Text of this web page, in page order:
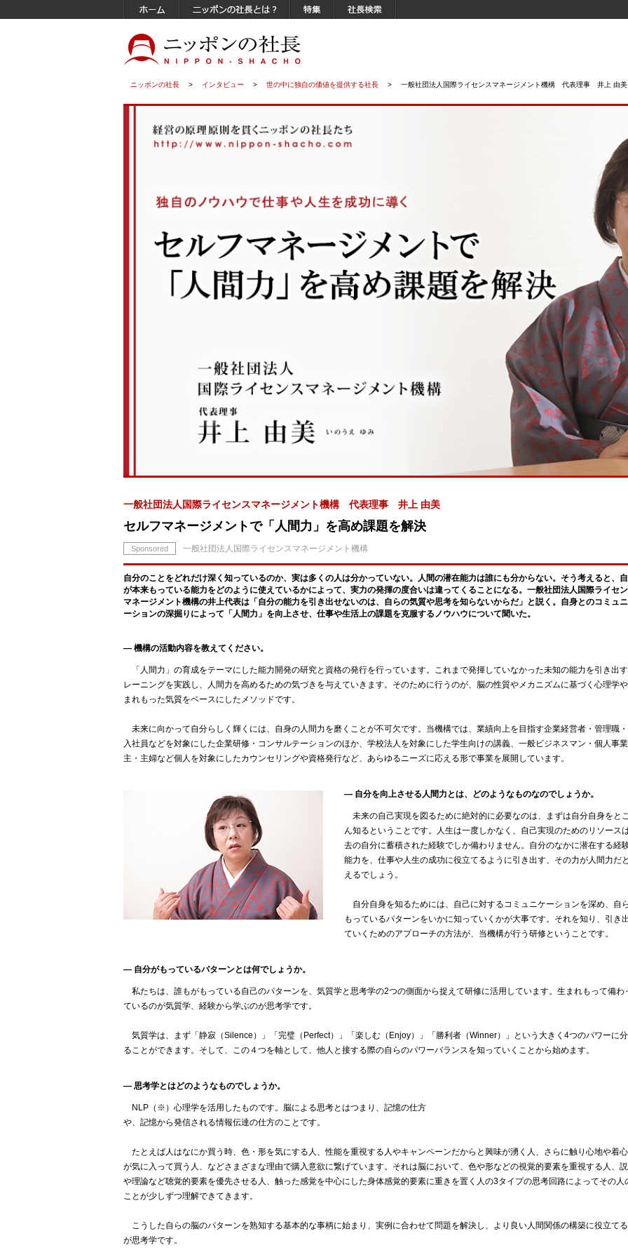
ニッポンの社長 > インタビュー > 世の中に独自の価値を提供する社長 > 一般社団法人国際ライセンスマネージメント機構 代表理事 井上 由美
一般社団法人国際ライセンスマネージメント機構 代表理事 井上 由美
セルフマネージメントで「人間力」を高め課題を解決
Sponsored 一般社団法人国際ライセンスマネージメント機構
自分のことをどれだけ深く知っているのか、実は多くの人は分かっていない。人間の潜在能力は誰にも分からない。そう考えると、
が本来もっている能力をどのように使えているかによって、実力の発揮の度合いは違ってくることになる。一般社団法人国際ライセ
マネージメント機構の井上代表は「自分の能力を引き出せないのは、自らの気質や思考を知らないからだ」と説く。自身とのコミュ
ーションの深掘りによって「人間力」を向上させ、仕事や生活上の課題を克服するノウハウについて聞いた。
― 機構の活動内容を教えてください。
「人間力」の育成をテーマにした能力開発の研究と資格の発行を行っています。これまで発揮していなかった未知の能力を引き出す
レーニングを実践し、人間力を高めるための気づきを与えていきます。そのために行うのが、脳の性質やメカニズムに基づく心理学
まれもった気質をベースにしたメソッドです。
未来に向かって自分らしく輝くには、自身の人間力を磨くことが不可欠です。当機構では、業績向上を目指す企業経営者・管理職
入社員などを対象にした企業研修・コンサルテーションのほか、学校法人を対象にした学生向けの講義、一般ビジネスマン・個人事業
主・主婦など個人を対象にしたカウンセリングや資格発行など、あらゆるニーズに応える形で事業を展開しています。
― 自分を向上させる人間力とは、どのようなものなのでしょうか。
未来の自己実現を図るために絶対的に必要なのは、まずは自分自身をと
ん知るということです。人生は一度しかなく、自己実現のためのリソース
去の自分に蓄積された経験でしか備わりません。自分のなかに潜在する経
能力を、仕事や人生の成功に役立てるように引き出す、その力が人間力だ
えるでしょう。
自分自身を知るためには、自己に対するコミュニケーションを深め、自
もっているパターンをいかに知っていくかが大事です。それを知り、引き
ていくためのアプローチの方法が、当機構が行う研修ということです。
― 自分がもっているパターンとは何でしょうか。
私たちは、誰もがもっている自己のパターンを、気質学と思考学の2つの側面から捉えて研修に活用しています。生まれもって備わ
ているのが気質学、経験から学ぶのが思考学です。
気質学は、まず「静寂（Silence）」「完璧（Perfect）」「楽しむ（Enjoy）」「勝利者（Winner）」という大きく4つのパワーに
ることができます。そして、この４つを軸として、他人と接する際の自らのパワーバランスを知っていくことから始めます。
― 思考学とはどのようなものでしょうか。
NLP（※）心理学を活用したものです。脳による思考とはつまり、記憶の仕方
や、記憶から発信される情報伝達の仕方のことです。
たとえば人はなにか買う時、色・形を気にする人、性能を重視する人やキャンペーンだからと興味が湧く人、さらに触り心地や着
が気に入って買う人、などさまざまな理由で購入意欲に繋げています。それは脳において、色や形などの視覚的要素を重視する人、
や理論など聴覚的要素を優先させる人、触った感覚を中心にした身体感覚的要素に重きを置く人の3タイプの思考回路によってその人
ことが少しずつ理解できてきます。
こうした自らの脳のパターンを熟知する基本的な事柄に始まり、実例に合わせて問題を解決し、より良い人間関係の構築に役立て
が思考学です。